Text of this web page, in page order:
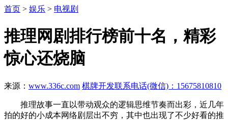
首页 > 娱乐 > 电视剧
推理网剧排行榜前十名，精彩
惊心还烧脑
来源： www.336c.com 棋牌开发联系电话(微信)：15675810810
推理故事一直以带动观众的逻辑思维节奏而出彩，近几年
拍的好的小成本网络剧层出不穷，其中也出现了不少好看的推